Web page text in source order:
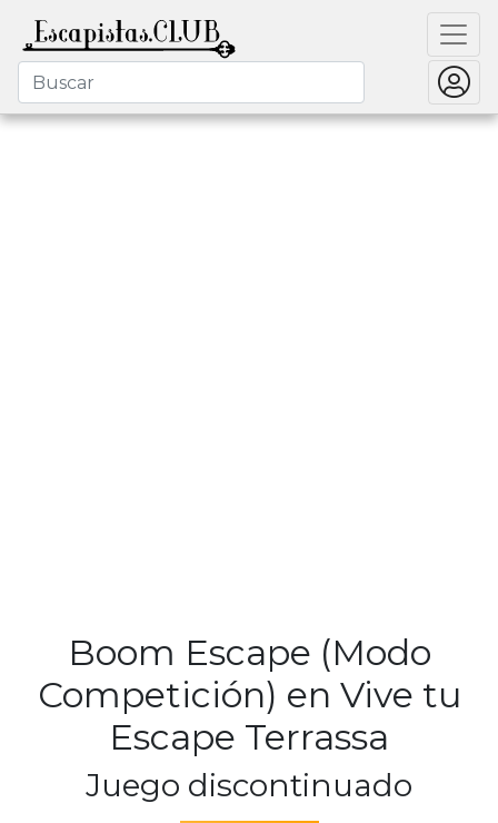
Boom Escape (Modo
Competición) en Vive tu
Escape Terrassa
Juego discontinuado